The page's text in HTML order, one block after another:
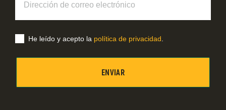
correo
electrónico
He leído y acepto la política de privacidad